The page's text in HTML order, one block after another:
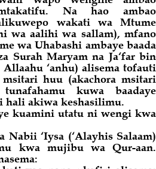
Na hao ambao
wakati wa Mtume
wa aalihi wa sallam), mfano
wa Uhabashi ambaye baada
Surah Maryam na Ja‘far bin
‘anhu) alisema tofauti
huu (akachora msitari
kuwa baadaye
hali akiwa keshasilimu.
kuamini utatu ni wengi kwa
‘Iysa (‘Alayhis Salaam)
kwa mujibu wa Qur-aan.